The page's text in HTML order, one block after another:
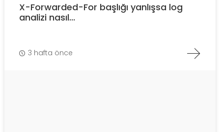
X-Forwarded-For başlığı yanlışsa log
analizi nasıl...
3 hafta önce